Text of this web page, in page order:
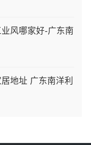
风哪家好-广东南
地址 广东南洋利